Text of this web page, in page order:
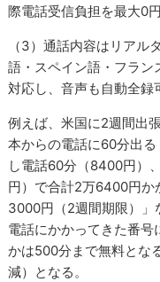
際電話受信負担を最大0
（3）通話内容はリアル
語・スペイン語・フラン
対応し、音声も自動全
例えば、米国に2週間出
本からの電話に60分出
し電話60分（8400円）
円）で合計2万6400円か
3000円（2週間期限）
電話にかかってきた番
かは500分まで無料とな
減）となる。